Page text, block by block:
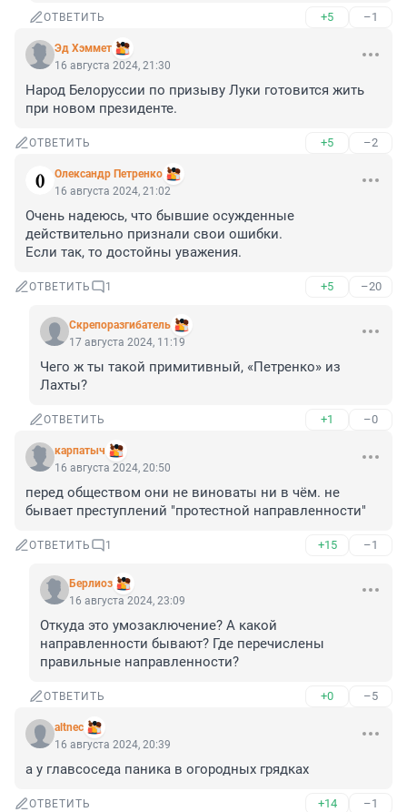
ОТВЕТИТЬ +5 –1
Эд Хэммет
16 августа 2024, 21:30
Народ Белоруссии по призыву Луки готовится жить
при новом президенте.
ОТВЕТИТЬ +5 –2
Олександр Петренко
16 августа 2024, 21:02
Очень надеюсь, что бывшие осужденные
действительно признали свои ошибки.
Если так, то достойны уважения.
ОТВЕТИТЬ 1 +5 –20
Скрепоразгибатель
17 августа 2024, 11:19
Чего ж ты такой примитивный, «Петренко» из
Лахты?
ОТВЕТИТЬ +1 –0
карпатыч
16 августа 2024, 20:50
перед обществом они не виноваты ни в чём. не
бывает преступлений "протестной направленности"
ОТВЕТИТЬ 1 +15 –1
Берлиоз
16 августа 2024, 23:09
Откуда это умозаключение? А какой
направленности бывают? Где перечислены
правильные направленности?
ОТВЕТИТЬ +0 –5
altnec
16 августа 2024, 20:39
а у главсоседа паника в огородных грядках
ОТВЕТИТЬ +14 –1